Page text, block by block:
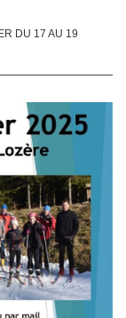
DU 17 AU 19